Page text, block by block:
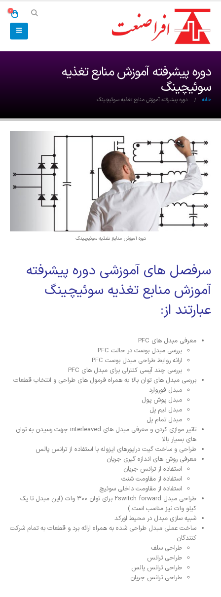
0
دوره پیشرفته آموزش منابع تغذیه
سوئیچینگ
خانه دوره پیشرفته آموزش منابع تغذیه سوئیچینگ
دوره آموزش منابع تغذیه سوئیچینگ
سرفصل های آموزشی دوره پیشرفته
آموزش منابع تغذیه سوئیچینگ
عبارتند از:
معرفی مبدل های PFC
بررسی مبدل بوست در حالت PFC
ارائه روابط طراحی مبدل بوست PFC
بررسی چند آیسی کنترلی برای مبدل های PFC
بررسی مبدل های توان بالا به همراه فرمول های طراحی و انتخاب قطعات
مبدل فوروارد
مبدل پوش پول
مبدل نیم پل
مبدل تمام پل
تاثیر موازی کردن و معرفی مبدل های interleaved جهت رسیدن به توان
های بسیار بالا
طراحی و ساخت گیت درایورهای ایزوله با استفاده از ترانس پالس
معرفی روش های اندازه گیری جریان
استفاده از ترانس جریان
استفاده از مقاومت شنت
استفاده از مقاومت داخلی سوئیچ
طراحی مبدل 2switch forward برای توان 300 وات (این مبدل تا یک
کیلو وات نیز مناسب است.)
شبیه سازی مبدل در محیط اورکد
ساخت عملی مبدل طراحی شده به همراه ارائه برد و قطعات به تمام شرکت
کنندگان
طراحی سلف
طراحی ترانس
طراحی ترانس پالس
طراحی ترانس جریان